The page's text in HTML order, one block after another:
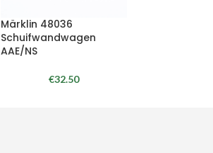
Märklin 48036
Schuifwandwagen
AAE/NS
€32.50